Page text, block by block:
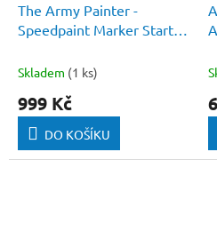
The Army Painter -
Speedpaint Marker Starter
Skladem (1 ks)
999 Kč
DO KOŠÍKU